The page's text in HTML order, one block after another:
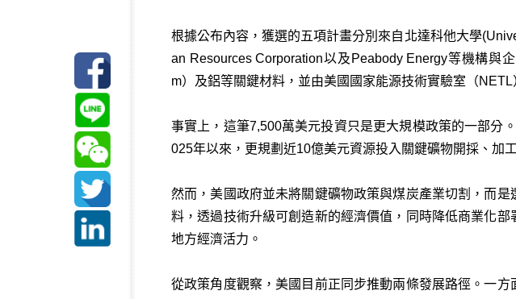
根據公布內容，獲選的五項計畫分別來自北達科他大學
an Resources Corporation以及Peabody Energy等機構與
m）及鋁等關鍵材料，並由美國國家能源技術實驗室（NETL
事實上，這筆7,500萬美元投資只是更大規模政策的一部分
025年以來，更規劃近10億美元資源投入關鍵礦物開採、加
然而，美國政府並未將關鍵礦物政策與煤炭產業切割，而
料，透過技術升級可創造新的經濟價值，同時降低商業化
地方經濟活力。
從政策角度觀察，美國目前正同步推動兩條發展路徑。一